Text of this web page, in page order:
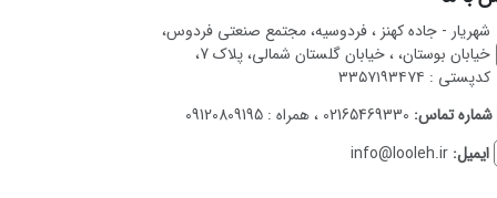
شهریار - جاده کهنز ، فردوسیه، مجتمع صنعتی فردوس،
خیابان بوستان، ، خیابان گلستان شمالی، پلاک 7،
کدپستی : ۳۳۵۷۱۹۳۴۷۴
شماره تماس: 02165469330 ، همراه : 09120809195
ایمیل: info@looleh.ir